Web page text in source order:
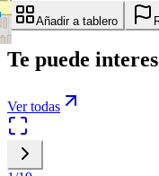
Añadir a tablero
Te puede
Ver todas